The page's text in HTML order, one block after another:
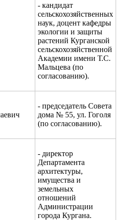
- кандидат
сельскохозяйственных
наук, доцент кафедры
экологии и защиты
растений Курганской
сельскохозяйственной
Академии имени Т.С.
Мальцева (по
согласованию).
- председатель Совета
дома № 55, ул. Гоголя
(по согласованию).
- директор
Департамента
архитектуры,
имущества и
земельных
отношений
Администрации
города Кургана.